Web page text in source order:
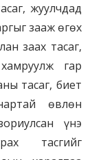
жуулчдад
зааж өгөх
заах тасаг,
гар
тасаг, биет
өвлөн
үнэ
тасгийг